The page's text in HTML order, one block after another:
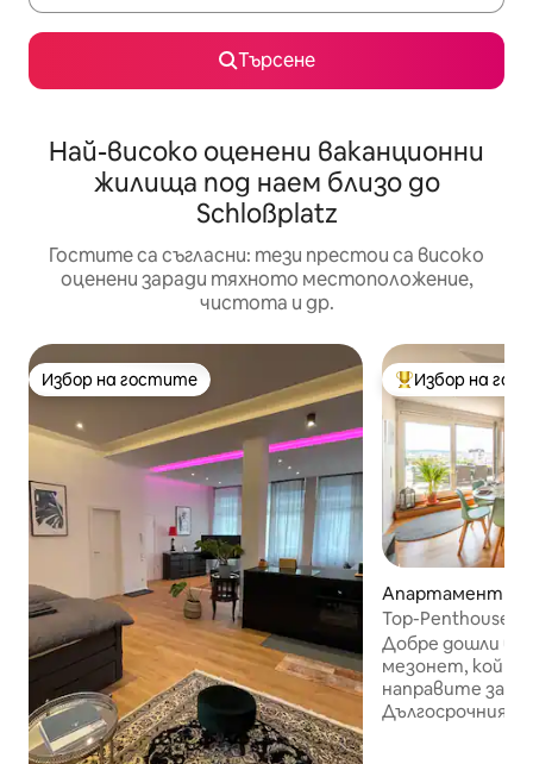
Търсене
Най-високо оценени ваканционни
жилища под наем близо до
Schloßplatz
Гостите са съгласни: тези престои са високо
оценени заради тяхното местоположение,
чистота и др.
Избор на гостите
Избор на гостите Най-популярен
Избор на
Апартамент –
Top-Penthouse
Airport | Тераса
Добре дошли в
мезонет,
направите за
Дългосрочният